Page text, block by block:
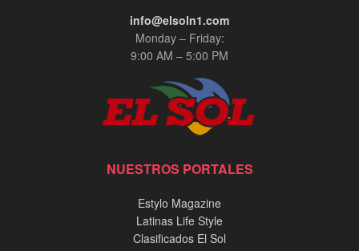
info@elsoln1.com
Monday – Friday:
9:00 AM – 5:00 PM
NUESTROS PORTALES
Estylo Magazine
Latinas Life Style
Clasificados El Sol